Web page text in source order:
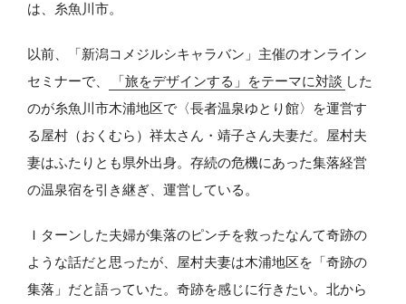
は、糸魚川市。
以前、「新潟コメジルシキャラバン」主催のオンライン
セミナーで、
「旅をデザインする」をテーマに対談 した
のが糸魚川市木浦地区で〈長者温泉ゆとり館〉を運営す
る屋村（おくむら）祥太さん・靖子さん夫妻だ。屋村夫
妻はふたりとも県外出身。存続の危機にあった集落経営
の温泉宿を引き継ぎ、運営している。
Ｉターンした夫婦が集落のピンチを救ったなんて奇跡の
ような話だと思ったが、屋村夫妻は木浦地区を「奇跡の
集落」だと語っていた。奇跡を感じに行きたい。北から